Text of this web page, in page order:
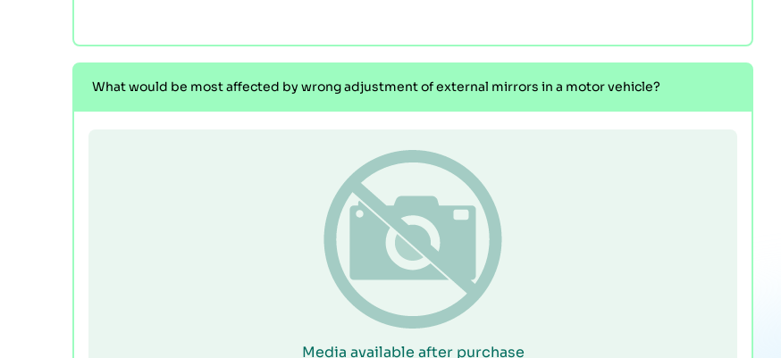
What would be most affected by wrong adjustment of external mirrors in a motor vehicle?
Media available after purchase